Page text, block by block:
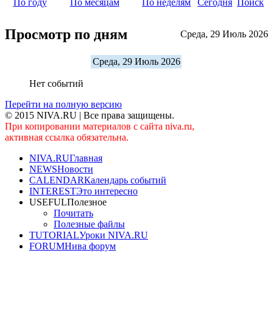
Просмотр по дням Среда, 29 Июль 2026
Среда, 29 Июль 2026
Нет событий
Перейти на полную версию
© 2015 NIVA.RU | Все права защищены.
При копировании материалов с сайта niva.ru,
активная ссылка обязательна.
NIVA.RUГлавная
NEWSНовости
CALENDARКалендарь событий
INTERESTЭто интересно
USEFULПолезное
Почитать
Полезные файлы
TUTORIALУроки NIVA.RU
FORUMНива форум